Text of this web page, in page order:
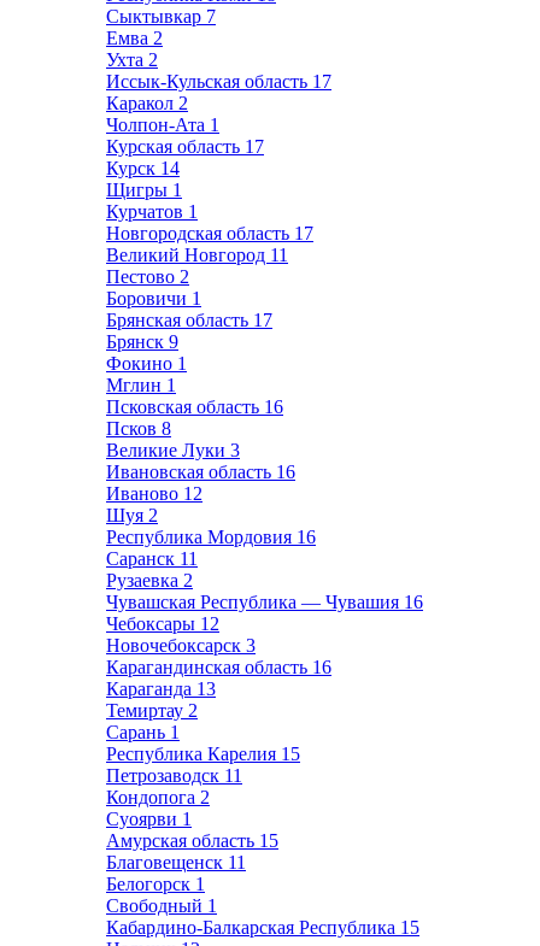
Сыктывкар 7
Емва 2
Ухта 2
Иссык-Кульская область 17
Каракол 2
Чолпон-Ата 1
Курская область 17
Курск 14
Щигры 1
Курчатов 1
Новгородская область 17
Великий Новгород 11
Пестово 2
Боровичи 1
Брянская область 17
Брянск 9
Фокино 1
Мглин 1
Псковская область 16
Псков 8
Великие Луки 3
Ивановская область 16
Иваново 12
Шуя 2
Республика Мордовия 16
Саранск 11
Рузаевка 2
Чувашская Республика — Чувашия 16
Чебоксары 12
Новочебоксарск 3
Карагандинская область 16
Караганда 13
Темиртау 2
Сарань 1
Республика Карелия 15
Петрозаводск 11
Кондопога 2
Суоярви 1
Амурская область 15
Благовещенск 11
Белогорск 1
Свободный 1
Кабардино-Балкарская Республика 15